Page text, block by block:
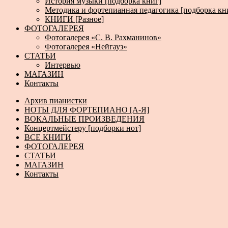
Методика и фортепианная педагогика [подборка
КНИГИ [Разное]
ФОТОГАЛЕРЕЯ
Фотогалерея «С. В. Рахманинов»
Фотогалерея «Нейгауз»
СТАТЬИ
Интервью
МАГАЗИН
Контакты
Архив пианистки
НОТЫ ДЛЯ ФОРТЕПИАНО [А-Я]
ВОКАЛЬНЫЕ ПРОИЗВЕДЕНИЯ
Концертмейстеру [подборки нот]
ВСЕ КНИГИ
ФОТОГАЛЕРЕЯ
СТАТЬИ
МАГАЗИН
Контакты